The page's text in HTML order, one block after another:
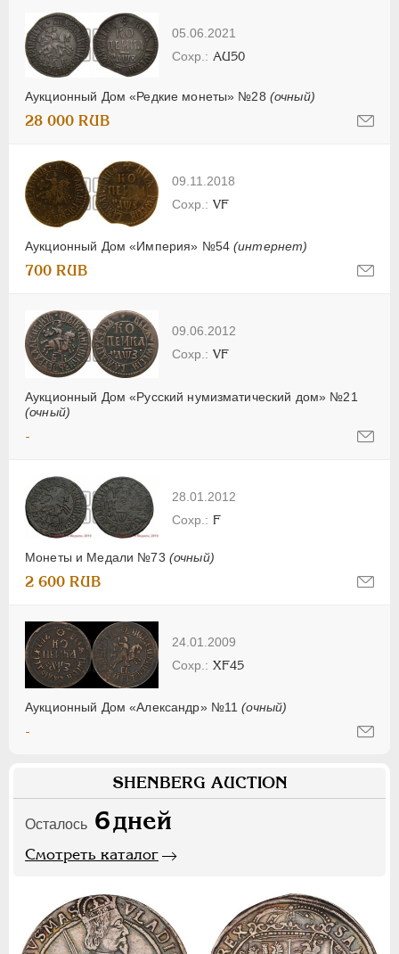
05.06.2021
Аукционный Дом «Редкие монеты» №28 (очный)
AU50
28 000 RUB
09.11.2018
Аукционный Дом «Империя» №54(интернет)
VF
700 RUB
09.06.2012
Аукционный Дом «Русский нумизматический дом» №21
(очный)
VF
-
28.01.2012
Монеты и Медали №73 (очный)
F
2 600 RUB
24.01.2009
Аукционный Дом «Александр» №11(очный)
XF45
-
SHENBERG AUCTION
Осталось 6дней
Смотреть каталог